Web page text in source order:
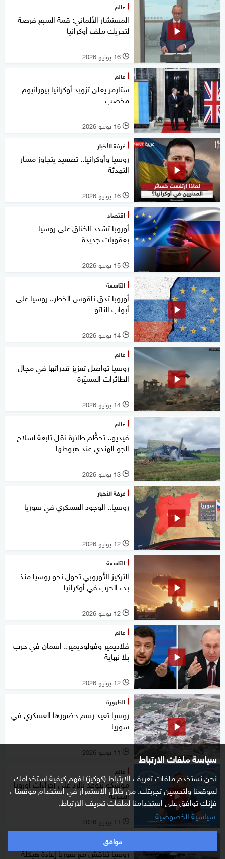
سياسة ملفات الارتباط
نحن نستخدم ملفات تعريف الارتباط (كوكيز) لفهم كيفية استخدامك
لموقعنا ولتحسين تجربتك. من خلال الاستمرار في استخدام موقعنا ،
فإنك توافق على استخدامنا لملفات تعريف الارتباط.
سياسية الخصوصية
موافق
عالم
المستشار الألماني: قمة السبع فرصة
لتحريك ملف أوكرانيا
l 16 يونيو 2026
عالم
ستارمر يعلن تزويد أوكرانيا بيورانيوم
مخصب
l 16 يونيو 2026
غرفة الأخبار
روسيا وأوكرانيا.. تصعيد يتجاوز مسار
التهدئة
l 16 يونيو 2026
اقتصاد
أوروبا تشدد الخناق على روسيا
بعقوبات جديدة
l 15 يونيو 2026
التاسعة
أوروبا تدق ناقوس الخطر.. روسيا على
أبواب الناتو
l 14 يونيو 2026
عالم
روسيا تواصل تعزيز قدراتها في مجال
الطائرات المسيّرة
l 14 يونيو 2026
عالم
فيديو.. تحطُّم طائرة نقل تابعة لسلاح
الجو الهندي عند هبوطها
l 13 يونيو 2026
غرفة الأخبار
روسيا.. الوجود العسكري في سوريا
l 12 يونيو 2026
التاسعة
التركيز الأوروبي تحول نحو روسيا منذ
بدء الحرب في أوكرانيا
l 12 يونيو 2026
عالم
فلاديمير وفولوديمير.. اسمان في حرب
بلا نهاية
l 12 يونيو 2026
الظهيرة
روسيا تعيد رسم حضورها العسكري في
سوريا
l 11 يونيو 2026
عالم
موسكو تتوعد بالرد على إجراءات أوروبا
البحرية
l 11 يونيو 2026
شرق أوسط
روسيا تناقش مع سوريا إعادة هيكلة